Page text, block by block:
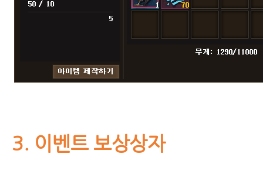
3. 이벤트 보상상자